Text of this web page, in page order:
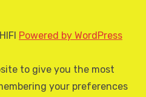
Powered by WordPress
to give you the most
your preferences